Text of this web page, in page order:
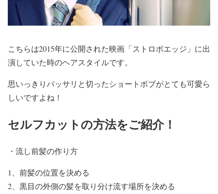
こちらは2015年に公開された映画「ストロボエッジ」に出
演していた時のヘアスタイルです。
思いっきりバッサリと切ったショートボブがとても可愛ら
しいですよね！
セルフカットの方法をご紹介！
・ 流し前髪の作り方
1、前髪の位置を決める
2、黒目の外側の髪を取り分け流す場所を決める